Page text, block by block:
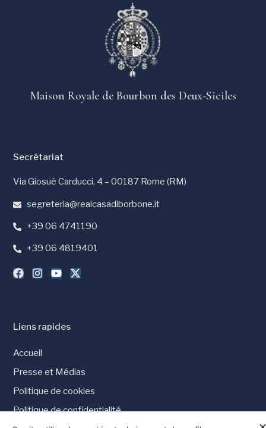
Maison Royale de Bourbon des Deux-Siciles
Liens rapides
Accueil
Presse et Médias
Politique de cookies
Politique de confidentialité
Secrétariat
Via Giosuè Carducci, 4 – 00187 Rome (RM)
segreteria@realcasadiborbone.it
+39 06 4741190
+39 06 4819401